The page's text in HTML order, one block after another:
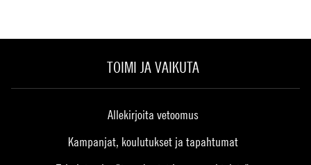
TOIMI JA VAIKUTA
Allekirjoita vetoomus
Kampanjat, koulutukset ja tapahtumat